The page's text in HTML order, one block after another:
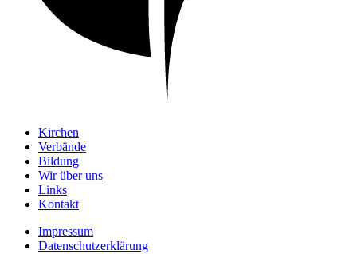
Kirchen
Verbände
Bildung
Wir über uns
Links
Kontakt
Impressum
Datenschutzerklärung